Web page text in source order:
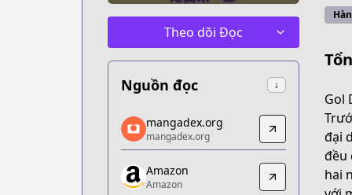
Theo dõi Đọc
Nguồn đọc ↓
mangadex.org
mangadex.org
https://mangadex.org/title/a1c7c817-
Amazon
mangadex.org
mangadex.org
Amazon
Amazon
Gol
đại
đều
hai